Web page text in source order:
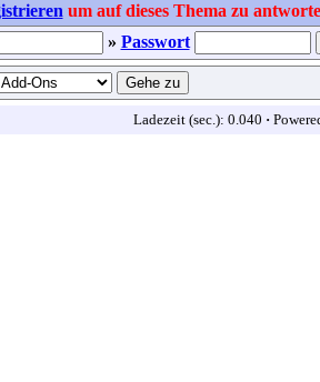
um auf dieses Thema zu
» Passwort
Ladezeit (sec.): 0.040 ·